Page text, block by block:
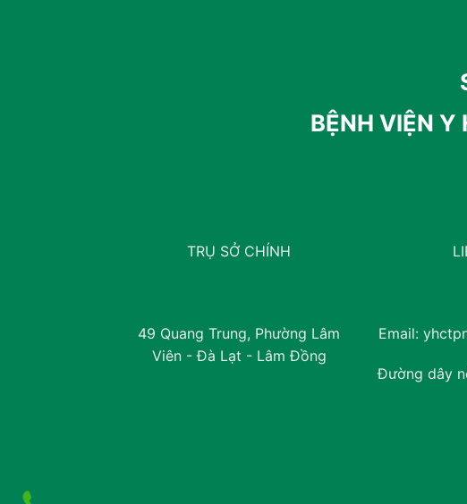
BỆNH VIỆN Y
TRỤ SỞ CHÍNH
49 Quang Trung, Phường Lâm
Viên - Đà Lạt - Lâm Đồng
Email:
Đường dây